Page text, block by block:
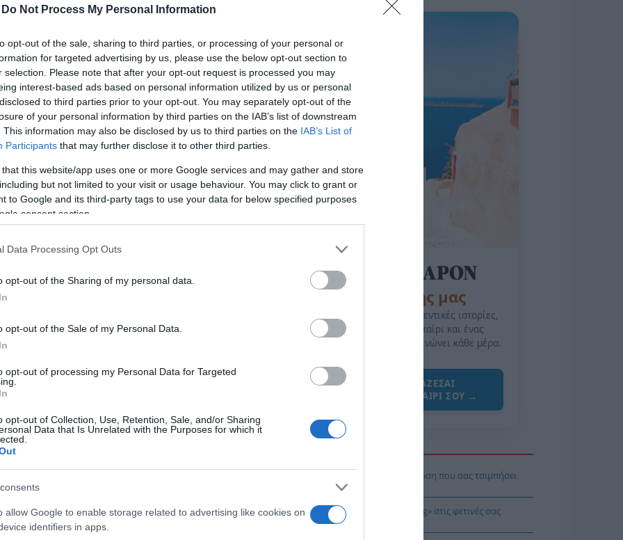
Do Not Process My Personal Information
opt-out of the sale, sharing to third parties, or processing of your personal or
for targeted advertising by us, please use the below opt-out section to
selection. Please note that after your opt-out request is processed you may
interest-based ads based on personal information utilized by us or personal
to third parties prior to your opt-out. You may separately opt-out of the
of your personal information by third parties on the IAB’s list of downstream
This information may also be disclosed by us to third parties on the IAB’s List of
Participants that may further disclose it to other third parties.
that this website/app uses one or more Google services and may gather and store
but not limited to your visit or usage behaviour. You may click to grant or
to Google and its third-party tags to use your data for below specified purposes
consent section.
Data Processing Opt Outs
opt-out of the Sharing of my personal data.
opt-out of the Sale of my Personal Data.
opt-out of processing my Personal Data for Targeted
opt-out of Collection, Use, Retention, Sale, and/or Sharing
Data that Is Unrelated with the Purposes for which it
allow Google to enable storage related to advertising like cookies on
identifiers in apps.
ευθύνες και πριν το ξέσπασμα της φονικής πυρκαγιάς και
για έλλειψη συντονισμού, σωρεία παραλείψεων και λαθών
Σώμα, ΕΛΑΣ, Περιφέρεια, τους δύο Δήμους της
Πολιτικής Προστασίας.
και μέσα από τις 350 καταθέσεις συγγενών θυμάτων,
κατάρρευση του συστήματος με δύο λόγια
για την τραγωδία στο Μάτι και ειδικότερα.
δόμηση και αιγιαλός)
της Πυροσβεστικής
από το αεροδρόμιο της Ελευσίνας Και τέλος η δικογραφία
της Ζωής μας
Οι άνθρωποι, οι αυθεντικές ιστορίες,
το ελληνικό καλοκαίρι και ένας
πολιτισμός που μας ενώνει κάθε μέρα.
ΌΣΑ ΧΡΕΙΆΖΕΣΑΙ
ΓΙΑ ΤΟ ΚΑΛΟΚΑΊΡΙ ΣΟΥ →
Τι πρέπει να κάνετε σε περίπτωση που σας τσιμπήσει
μωβ μέδουσα
Πώς να κάνετε «smart spending» στις φετινές σας
διακοπές